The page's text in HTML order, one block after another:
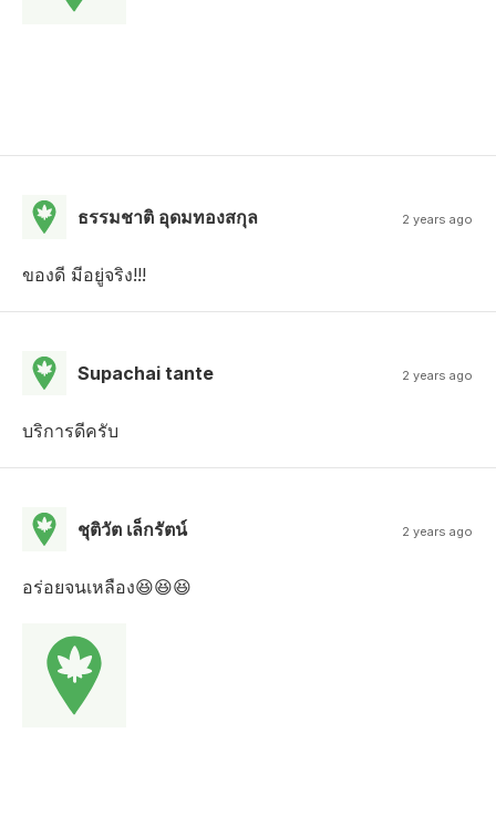
ธรรมชาติ อุดมทองสกุล 2 years ago
ของดี มีอยู่จริง!!!
Supachai tante 2 years ago
บริการดีครับ
ชุติวัต เล็กรัตน์ 2 years ago
อร่อยจนเหลือง😆😆😆